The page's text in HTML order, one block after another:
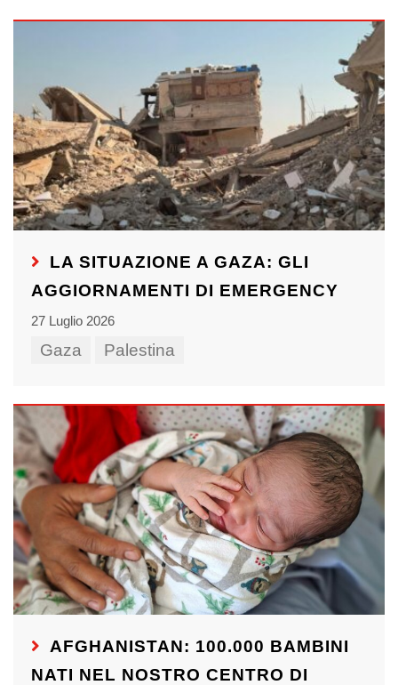
LA SITUAZIONE A GAZA: GLI
AGGIORNAMENTI DI EMERGENCY
27 Luglio 2026
Gaza Palestina
AFGHANISTAN: 100.000 BAMBINI
NATI NEL NOSTRO CENTRO DI